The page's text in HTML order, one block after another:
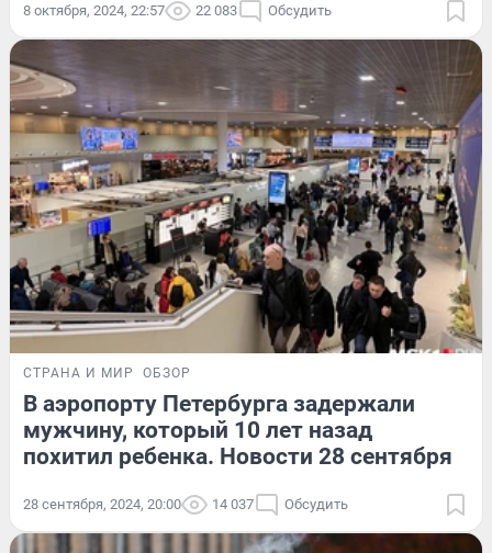
8 октября, 2024, 22:57 22 083 Обсудить
СТРАНА И МИР ОБЗОР
В аэропорту Петербурга задержали
мужчину, который 10 лет назад
похитил ребенка. Новости 28 сентября
28 сентября, 2024, 20:00 14 037 Обсудить